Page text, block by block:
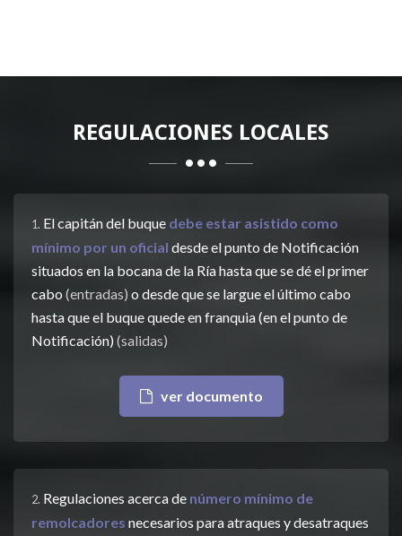
REGULACIONES LOCALES
1. El capitán del buque debe estar asistido como
mínimo por un oficial desde el punto de Notificación
situados en la bocana de la Ría hasta que se dé el primer
cabo (entradas) o desde que se largue el último cabo
hasta que el buque quede en franquia (en el punto de
Notificación) (salidas)
ver documento
2. Regulaciones acerca de número mínimo de
remolcadores necesarios para atraques y desatraques